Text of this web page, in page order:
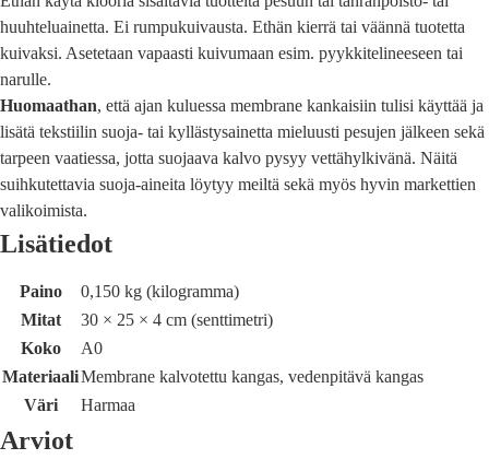
huuhteluainetta. Ei rumpukuivausta. Ethän kierrä tai väännä tuotetta
kuivaksi. Asetetaan vapaasti kuivumaan esim. pyykkitelineeseen tai
narulle.
Huomaathan, että ajan kuluessa membrane kankaisiin tulisi käyttää ja
lisätä tekstiilin suoja- tai kyllästysainetta mieluusti pesujen jälkeen sekä
tarpeen vaatiessa, jotta suojaava kalvo pysyy vettähylkivänä. Näitä
suihkutettavia suoja-aineita löytyy meiltä sekä myös hyvin markettien
valikoimista.
Lisätiedot
Paino
0,150 kg (kilogramma)
Mitat
30 × 25 × 4 cm (senttimetri)
Koko
A0
MateriaaliMembrane kalvotettu kangas, vedenpitävä kangas
Väri
Harmaa
Arviot